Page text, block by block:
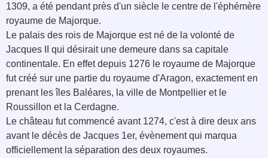
1309, a été pendant près d'un siècle le centre de l'éphémère
royaume de Majorque.
Le palais des rois de Majorque est né de la volonté de
Jacques II qui désirait une demeure dans sa capitale
continentale. En effet depuis 1276 le royaume de Majorque
fut créé sur une partie du royaume d'Aragon, exactement en
prenant les îles Baléares, la ville de Montpellier et le
Roussillon et la Cerdagne.
Le château fut commencé avant 1274, c'est à dire deux ans
avant le décès de Jacques 1er, évènement qui marqua
officiellement la séparation des deux royaumes.